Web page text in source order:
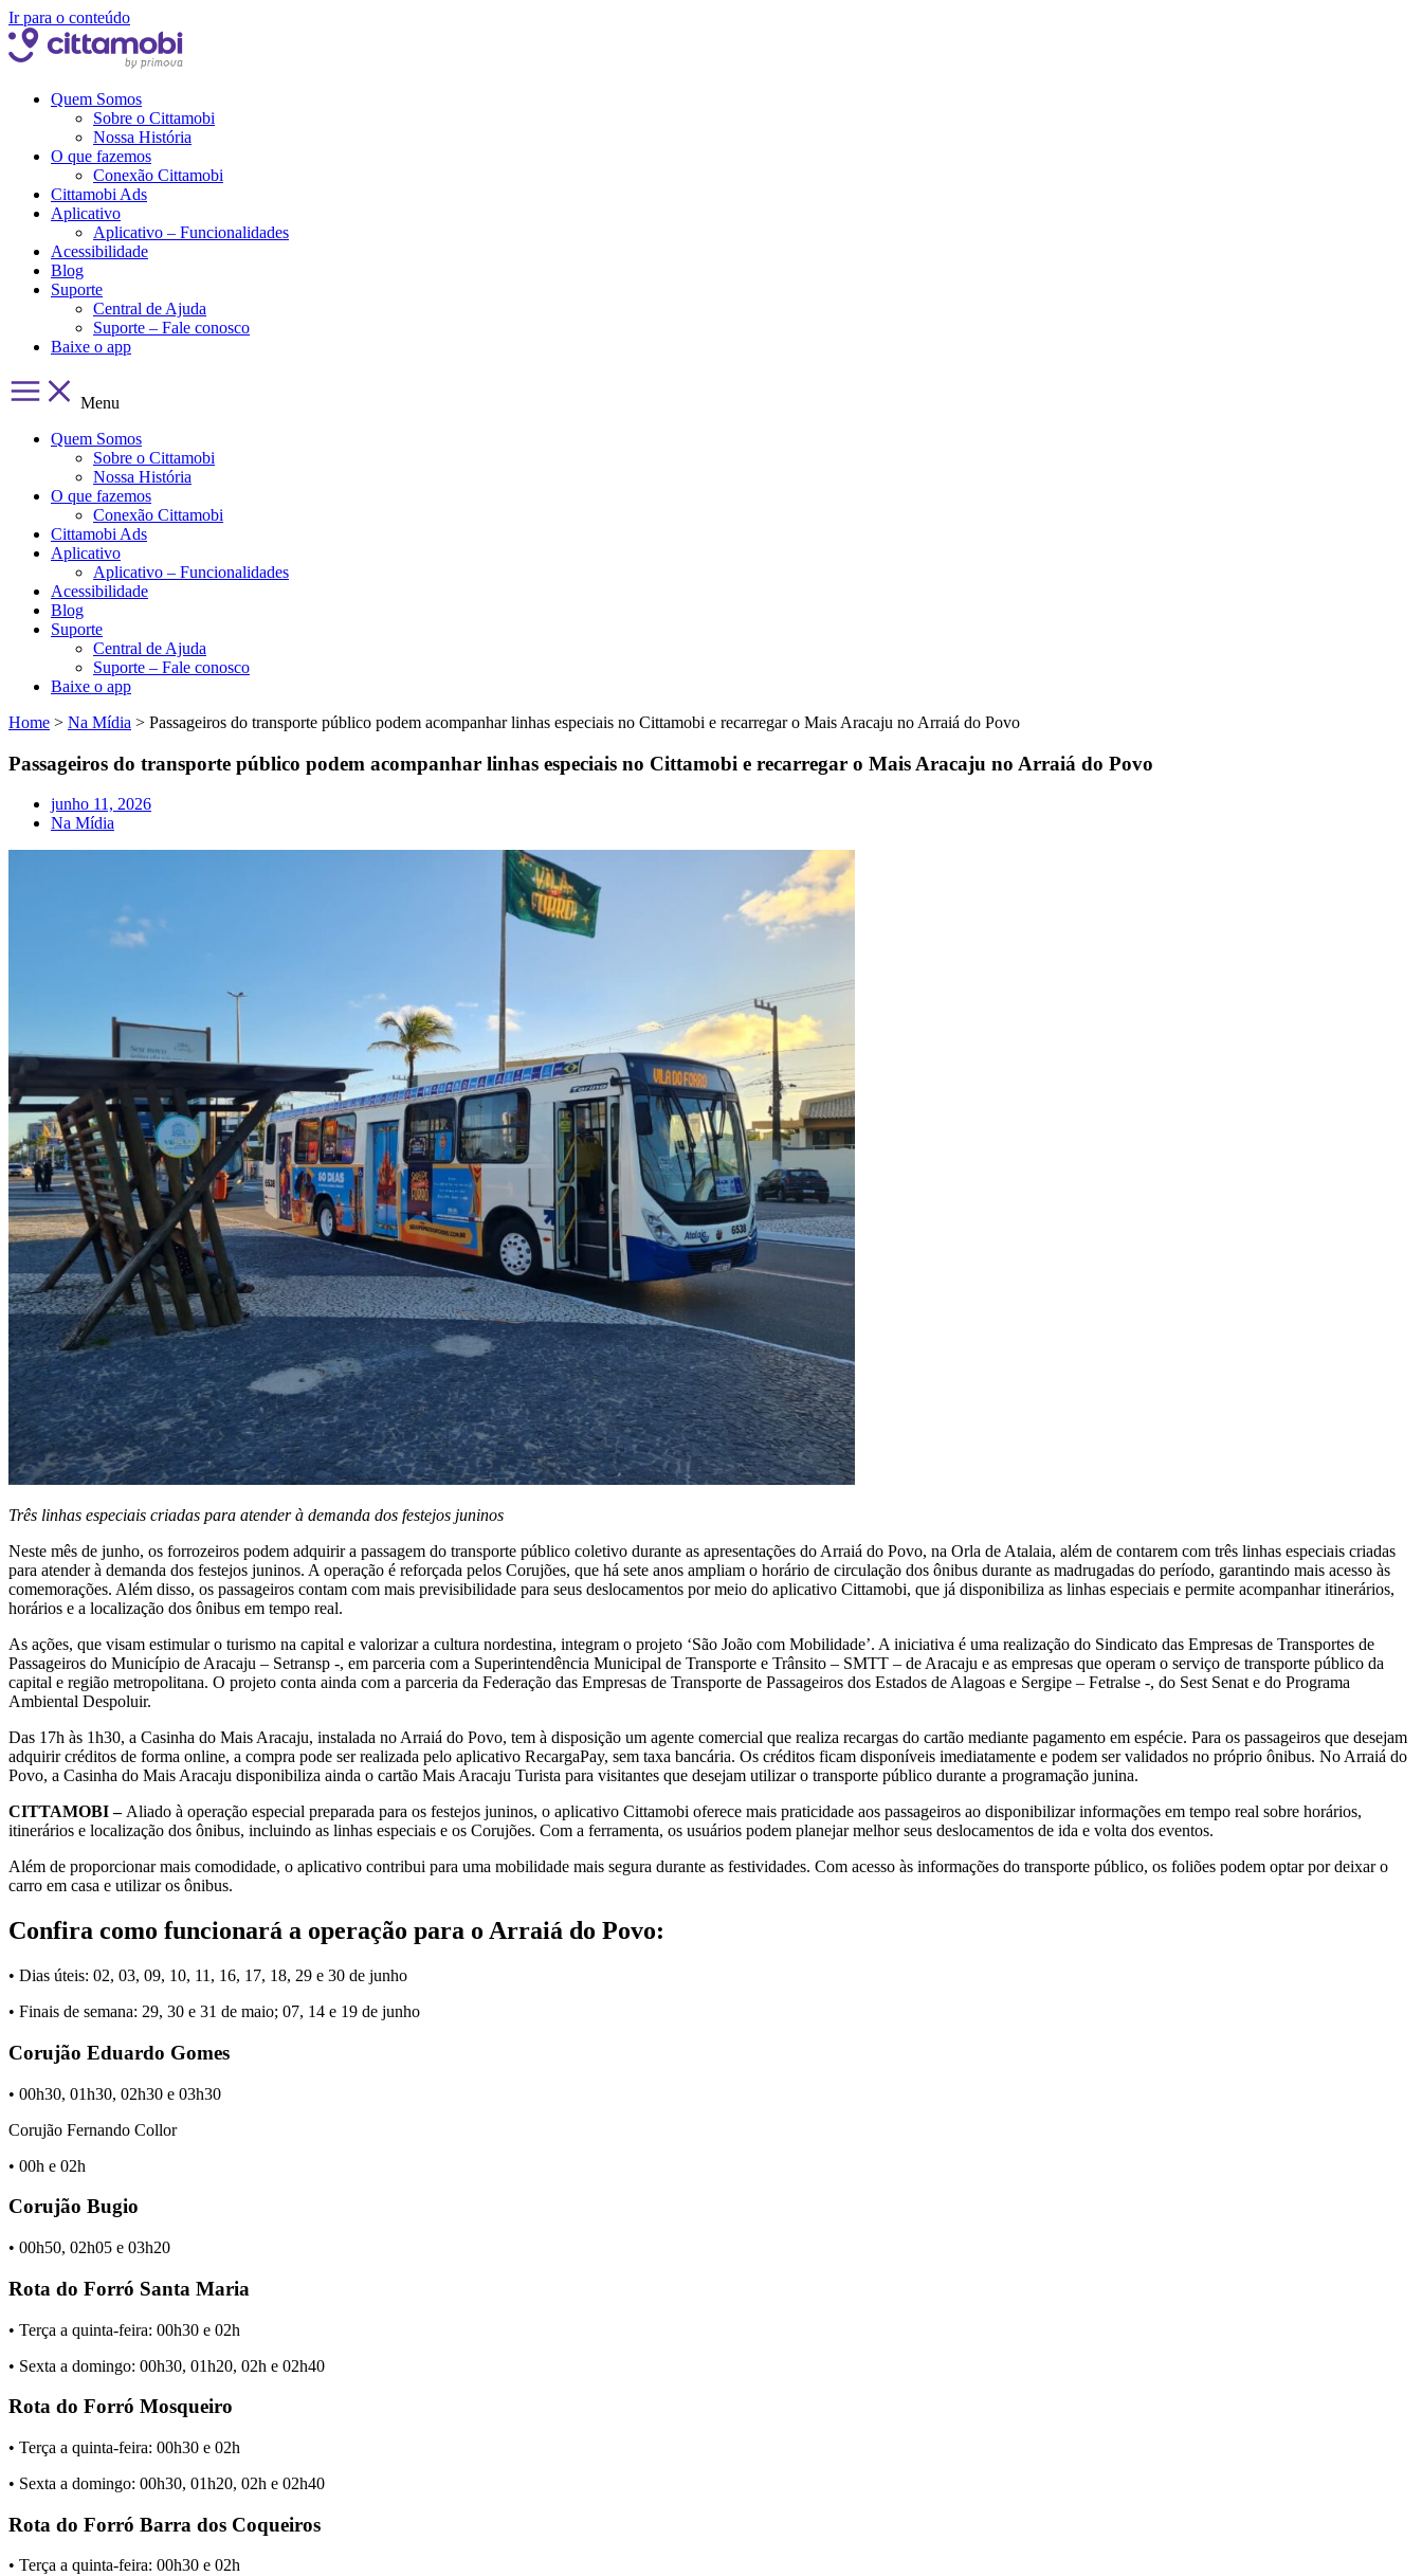
Ir para o conteúdo
Quem Somos
Sobre o Cittamobi
Nossa História
O que fazemos
Conexão Cittamobi
Cittamobi Ads
Aplicativo
Aplicativo – Funcionalidades
Acessibilidade
Blog
Suporte
Central de Ajuda
Suporte – Fale conosco
Baixe o app
Menu
Quem Somos
Sobre o Cittamobi
Nossa História
O que fazemos
Conexão Cittamobi
Cittamobi Ads
Aplicativo
Aplicativo – Funcionalidades
Acessibilidade
Blog
Suporte
Central de Ajuda
Suporte – Fale conosco
Baixe o app
Home > Na Mídia > Passageiros do transporte público podem acompanhar linhas especiais no Cittamobi e recarregar o Mais Aracaju no Arraiá do Povo
Passageiros do transporte público podem acompanhar linhas especiais no Cittamobi e recarregar o Mais Aracaju no Arraiá do Povo
junho 11, 2026
Na Mídia
Três linhas especiais criadas para atender à demanda dos festejos juninos
Neste mês de junho, os forrozeiros podem adquirir a passagem do transporte público coletivo durante as apresentações do Arraiá do Povo, na Orla de Atalaia, além de contarem com três linhas especiais criadas
para atender à demanda dos festejos juninos. A operação é reforçada pelos Corujões, que há sete anos ampliam o horário de circulação dos ônibus durante as madrugadas do período, garantindo mais acesso às
comemorações. Além disso, os passageiros contam com mais previsibilidade para seus deslocamentos por meio do aplicativo Cittamobi, que já disponibiliza as linhas especiais e permite acompanhar itinerários,
horários e a localização dos ônibus em tempo real.
As ações, que visam estimular o turismo na capital e valorizar a cultura nordestina, integram o projeto ‘São João com Mobilidade’. A iniciativa é uma realização do Sindicato das Empresas de Transportes de
Passageiros do Município de Aracaju – Setransp -, em parceria com a Superintendência Municipal de Transporte e Trânsito – SMTT – de Aracaju e as empresas que operam o serviço de transporte público da
capital e região metropolitana. O projeto conta ainda com a parceria da Federação das Empresas de Transporte de Passageiros dos Estados de Alagoas e Sergipe – Fetralse -, do Sest Senat e do Programa
Ambiental Despoluir.
Das 17h às 1h30, a Casinha do Mais Aracaju, instalada no Arraiá do Povo, tem à disposição um agente comercial que realiza recargas do cartão mediante pagamento em espécie. Para os passageiros que desejam
adquirir créditos de forma online, a compra pode ser realizada pelo aplicativo RecargaPay, sem taxa bancária. Os créditos ficam disponíveis imediatamente e podem ser validados no próprio ônibus. No Arraiá do
Povo, a Casinha do Mais Aracaju disponibiliza ainda o cartão Mais Aracaju Turista para visitantes que desejam utilizar o transporte público durante a programação junina.
CITTAMOBI –Aliado à operação especial preparada para os festejos juninos, o aplicativo Cittamobi oferece mais praticidade aos passageiros ao disponibilizar informações em tempo real sobre horários,
itinerários e localização dos ônibus, incluindo as linhas especiais e os Corujões. Com a ferramenta, os usuários podem planejar melhor seus deslocamentos de ida e volta dos eventos.
Além de proporcionar mais comodidade, o aplicativo contribui para uma mobilidade mais segura durante as festividades. Com acesso às informações do transporte público, os foliões podem optar por deixar o
carro em casa e utilizar os ônibus.
Confira como funcionará a operação para o Arraiá do Povo:
• Dias úteis: 02, 03, 09, 10, 11, 16, 17, 18, 29 e 30 de junho
• Finais de semana: 29, 30 e 31 de maio; 07, 14 e 19 de junho
Corujão Eduardo Gomes
• 00h30, 01h30, 02h30 e 03h30
Corujão Fernando Collor
• 00h e 02h
Corujão Bugio
• 00h50, 02h05 e 03h20
Rota do Forró Santa Maria
• Terça a quinta-feira: 00h30 e 02h
• Sexta a domingo: 00h30, 01h20, 02h e 02h40
Rota do Forró Mosqueiro
• Terça a quinta-feira: 00h30 e 02h
• Sexta a domingo: 00h30, 01h20, 02h e 02h40
Rota do Forró Barra dos Coqueiros
• Terça a quinta-feira: 00h30 e 02h